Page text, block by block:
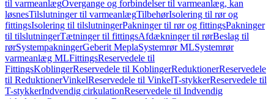
til varmeanlægOvergange og forbindelser til varmeanlæg, kan
løsnesTilslutninger til varmeanlægTilbehørIsolering til rør og
fittingsIsolering til tilslutningerPakninger til rør og fittingsPakninger
til tilslutningerTætninger til fittingsAfdækninger til rørBeslag til
rørSystempakningerGeberit MeplaSystemrør MLSystemrør
varmeanlæg MLFittingsReservedele til
FittingsKoblingerReservedele til KoblingerReduktionerReservedele
til ReduktionerVinkelReservedele til VinkelT-stykkerReservedele til
T-stykkerIndvendig cirkulationReservedele til Indvendig